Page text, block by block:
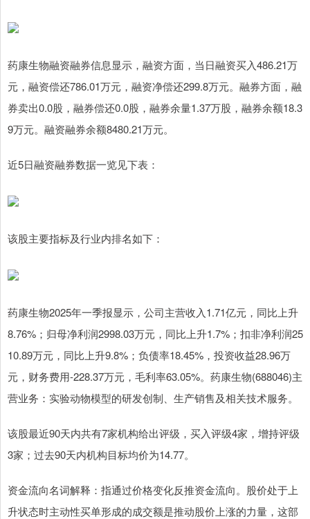
药康生物融资融券信息显示，融资方面，当日融资买入486.21万
元，融资偿还786.01万元，融资净偿还299.8万元。融券方面，融
券卖出0.0股，融券偿还0.0股，融券余量1.37万股，融券余额18.3
9万元。融资融券余额8480.21万元。
近5日融资融券数据一览见下表：
该股主要指标及行业内排名如下：
药康生物2025年一季报显示，公司主营收入1.71亿元，同比上升
8.76%；归母净利润2998.03万元，同比上升1.7%；扣非净利润25
10.89万元，同比上升9.8%；负债率18.45%，投资收益28.96万
元，财务费用-228.37万元，毛利率63.05%。药康生物(688046)主
营业务：实验动物模型的研发创制、生产销售及相关技术服务。
该股最近90天内共有7家机构给出评级，买入评级4家，增持评级
3家；过去90天内机构目标均价为14.77。
资金流向名词解释：指通过价格变化反推资金流向。股价处于上
升状态时主动性买单形成的成交额是推动股价上涨的力量，这部